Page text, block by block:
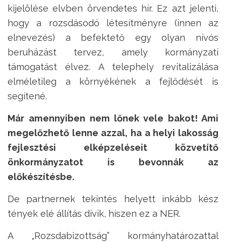
kijelölése elvben örvendetes hír. Ez azt jelenti,
hogy a rozsdásodó létesítményre (innen az
elnevezés) a befektető egy olyan nívós
beruházást tervez, amely kormányzati
támogatást élvez. A telephely revitalizálása
elméletileg a környékének a fejlődését is
segítené.
Már amennyiben nem lőnek vele bakot! Ami
megelőzhető lenne azzal, ha a helyi lakosság
fejlesztési elképzeléseit közvetítő
önkormányzatot is bevonnák az
előkészítésbe.
De partnernek tekintés helyett inkább kész
tények elé állítás dívik, hiszen ez a NER.
A „Rozsdabizottság” kormányhatározattal